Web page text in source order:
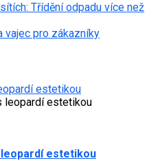
Třídění odpadu více než
vajec pro zákazníky
estetikou
leopardí estetikou